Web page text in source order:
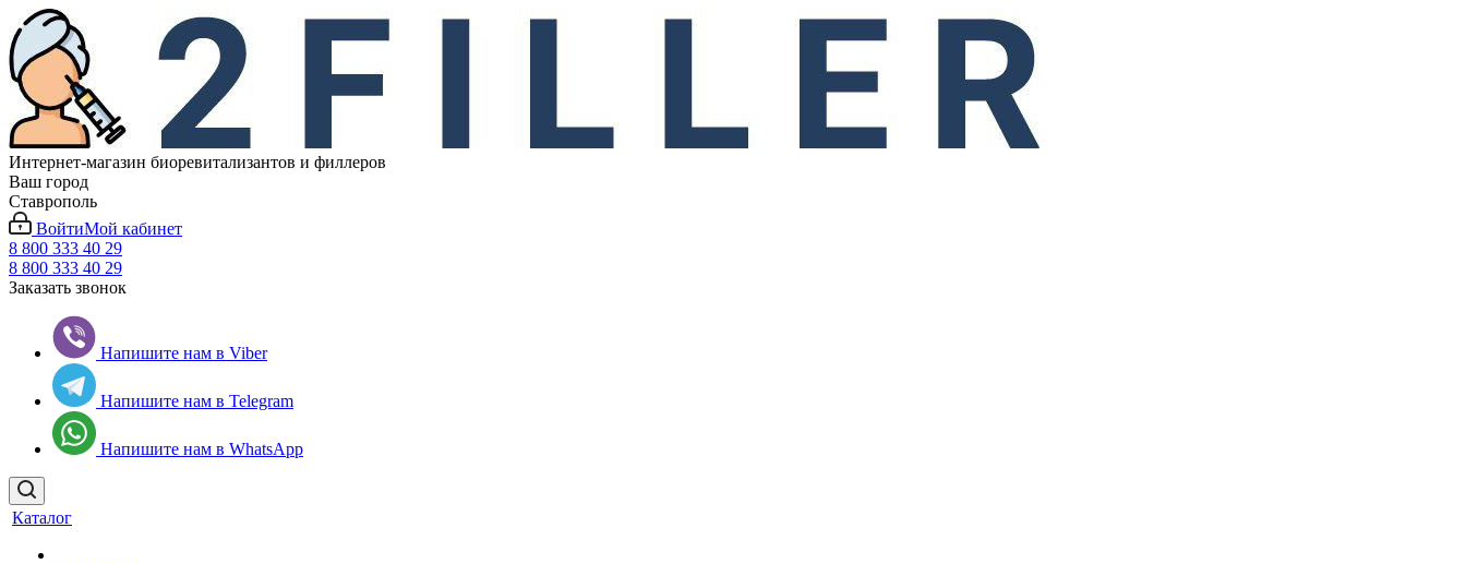
Интернет-магазин биоревитализантов и филлеров
Ваш город
Ставрополь
ВойтиМой кабинет
8 800 333 40 29
8 800 333 40 29
Заказать звонок
Напишите нам в Viber
Напишите нам в Telegram
Напишите нам в WhatsApp
Каталог